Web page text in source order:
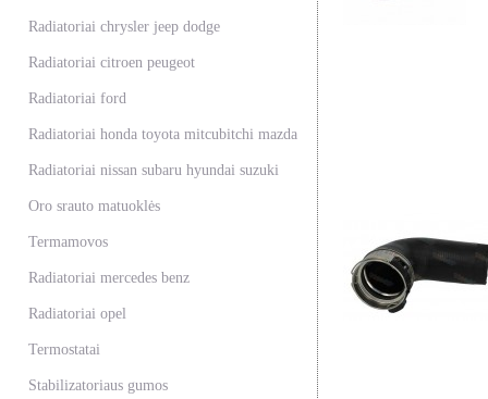
Radiatoriai chrysler jeep dodge
Radiatoriai citroen peugeot
Radiatoriai ford
Radiatoriai honda toyota mitcubitchi mazda
Radiatoriai nissan subaru hyundai suzuki
Oro srauto matuoklės
Termamovos
Radiatoriai mercedes benz
Radiatoriai opel
Termostatai
Stabilizatoriaus gumos